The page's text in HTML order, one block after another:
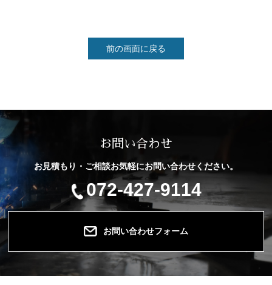
前の画面に戻る
お問い合わせ
お見積もり・ご相談お気軽にお問い合わせください。
072-427-9114
お問い合わせフォーム